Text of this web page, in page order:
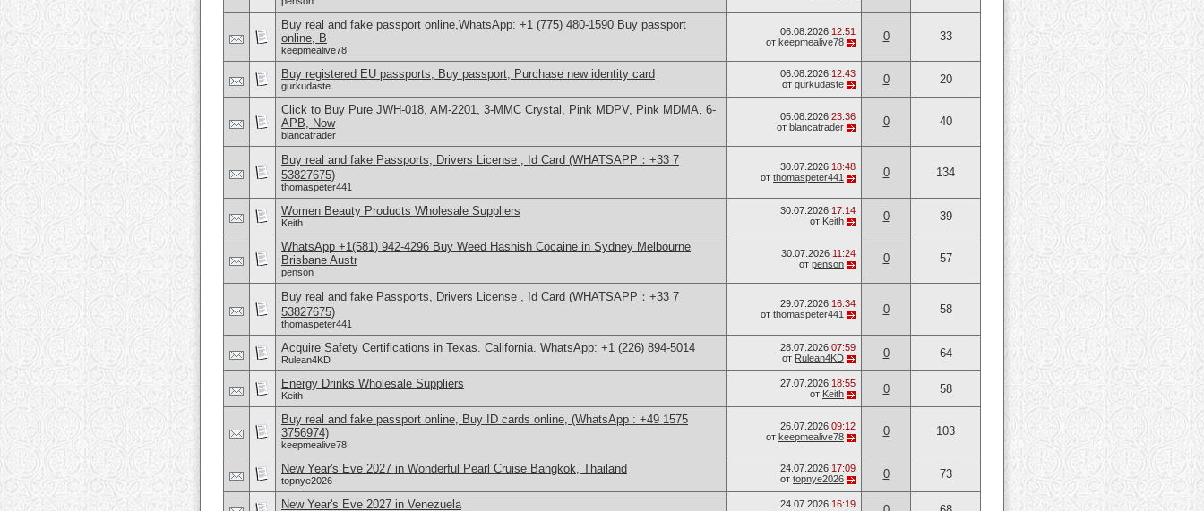
Buy real and fake passport online,WhatsApp: +1 (775) 480-1590 Buy passport
online, B
keepmealive78
06.08.2026 12:51
от keepmealive78 0 33
Buy registered EU passports, Buy passport, Purchase new identity card
gurkudaste
06.08.2026 12:43
от gurkudaste 0 20
Click to Buy Pure JWH-018, AM-2201, 3-MMC Crystal, Pink MDPV, Pink MDMA, 6-
APB, Now
blancatrader
05.08.2026 23:36
от blancatrader 0 40
Buy real and fake Passports, Drivers License , Id Card (WHATSAPP：+33 7
53827675)
thomaspeter441
30.07.2026 18:48
от thomaspeter441 0 134
Women Beauty Products Wholesale Suppliers
Keith
30.07.2026 17:14
от Keith 0 39
WhatsApp +1(581) 942-4296 Buy Weed Hashish Cocaine in Sydney Melbourne
Brisbane Austr
penson
30.07.2026 11:24
от penson 0 57
Buy real and fake Passports, Drivers License , Id Card (WHATSAPP：+33 7
53827675)
thomaspeter441
29.07.2026 16:34
от thomaspeter441 0 58
Acquire Safety Certifications in Texas. California. WhatsApp: +1 (226) 894-5014
Rulean4KD
28.07.2026 07:59
от Rulean4KD 0 64
Energy Drinks Wholesale Suppliers
Keith
27.07.2026 18:55
от Keith 0 58
Buy real and fake passport online, Buy ID cards online, (WhatsApp : +49 1575
3756974)
keepmealive78
26.07.2026 09:12
от keepmealive78 0 103
New Year's Eve 2027 in Wonderful Pearl Cruise Bangkok, Thailand
topnye2026
24.07.2026 17:09
от topnye2026 0 73
New Year's Eve 2027 in Venezuela 24.07.2026 16:19